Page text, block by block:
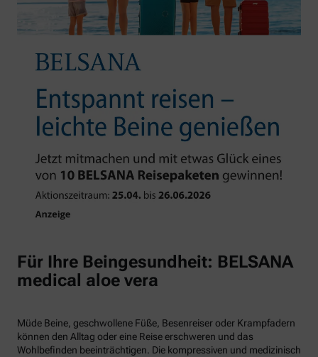
Für Ihre Beingesundheit: BELSANA
medical aloe vera
Müde Beine, geschwollene Füße, Besenreiser oder Krampfadern
können den Alltag oder eine Reise erschweren und das
Wohlbefinden beeinträchtigen. Die kompressiven und medizinisch